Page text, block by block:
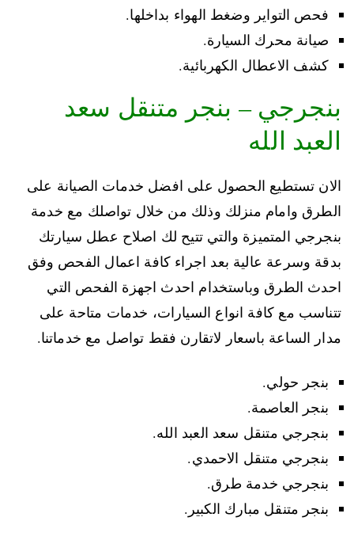
فحص التواير وضغط الهواء بداخلها.
صيانة محرك السيارة.
كشف الاعطال الكهربائية.
بنجرجي – بنجر متنقل سعد
العبد الله
الان تستطيع الحصول على افضل خدمات الصيانة على
الطرق وامام منزلك وذلك من خلال تواصلك مع خدمة
بنجرجي المتميزة والتي تتيح لك اصلاح عطل سيارتك
بدقة وسرعة عالية بعد اجراء كافة اعمال الفحص وفق
احدث الطرق وباستخدام احدث اجهزة الفحص التي
تتناسب مع كافة انواع السيارات، خدمات متاحة على
مدار الساعة باسعار لاتقارن فقط تواصل مع خدماتنا.
بنجر حولي.
بنجر العاصمة.
بنجرجي متنقل سعد العبد الله.
بنجرجي متنقل الاحمدي.
بنجرجي خدمة طرق.
بنجر متنقل مبارك الكبير.